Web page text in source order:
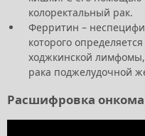
колоректальный рак.
Ферритин –
которого
ходжкинской
рака поджелудочной
Расшифровка